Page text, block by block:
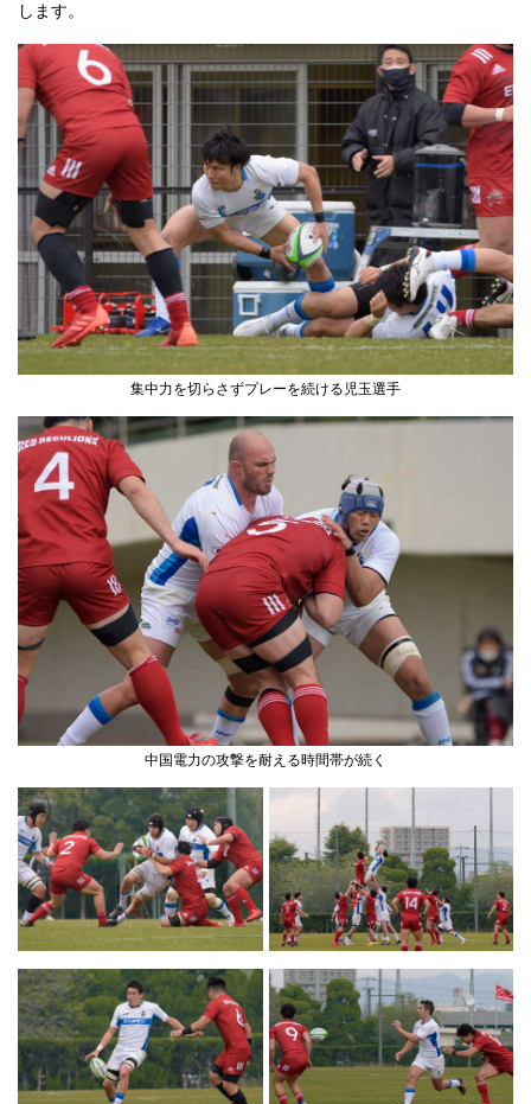
します。
集中力を切らさずプレーを続ける児玉選手
中国電力の攻撃を耐える時間帯が続く